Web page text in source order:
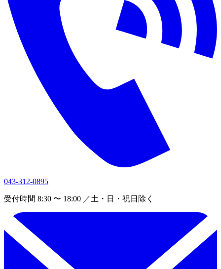
043-312-0895
受付時間 8:30 〜 18:00 ／土・日・祝日除く